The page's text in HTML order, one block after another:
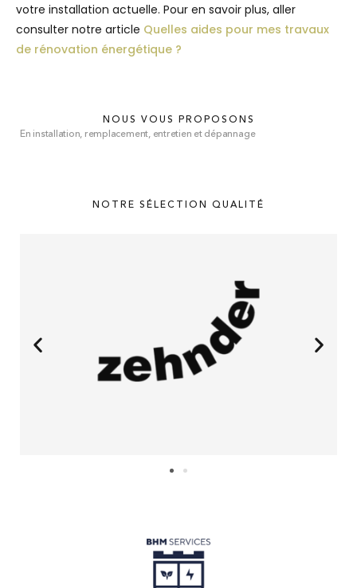
votre installation actuelle. Pour en savoir plus, aller
consulter notre article Quelles aides pour mes travaux
de rénovation énergétique ?
NOUS VOUS PROPOSONS
En installation, remplacement, entretien et dépannage
NOTRE SÉLECTION QUALITÉ